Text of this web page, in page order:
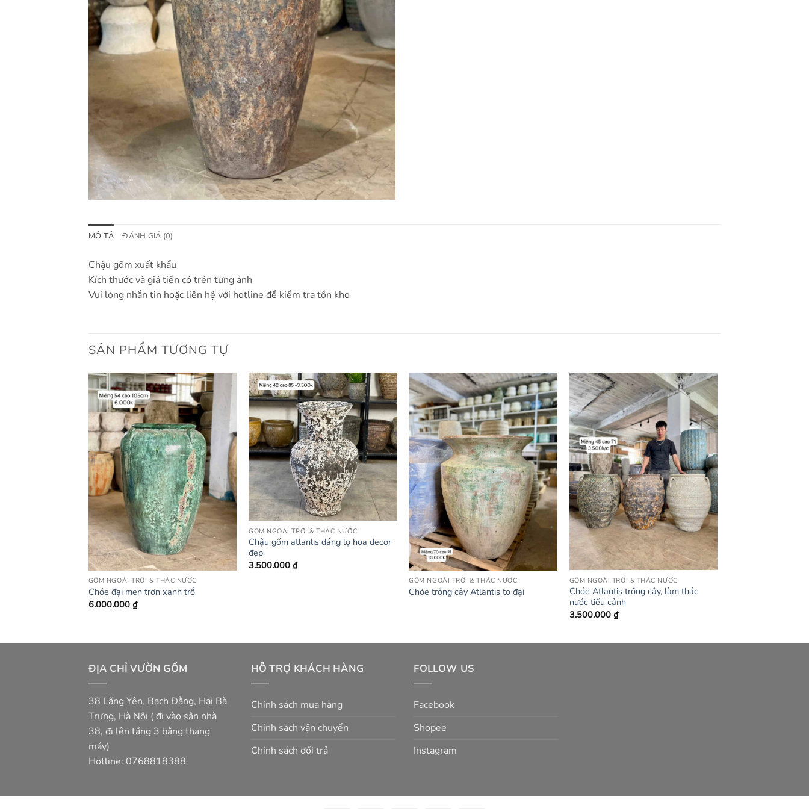
MÔ TẢ ĐÁNH GIÁ (0)
Chậu gốm xuất khẩu
Kích thước và giá tiền có trên từng ảnh
Vui lòng nhắn tin hoặc liên hệ với hotline để kiểm tra tồn kho
SẢN PHẨM TƯƠNG TỰ
GỐM NGOÀI TRỜI & THÁC NƯỚC
Chóe đại men trơn xanh trổ
6.000.000 ₫
GỐM NGOÀI TRỜI & THÁC NƯỚC
Chậu gốm atlanlis dáng lọ hoa decor
đẹp
3.500.000 ₫
GỐM NGOÀI TRỜI & THÁC NƯỚC
Chóe trồng cây Atlantis to đại
GỐM NGOÀI TRỜI & THÁC NƯỚC
Chóe Atlantis trồng cây, làm thác
nước tiểu cảnh
3.500.000 ₫
ĐỊA CHỈ VƯỜN GỐM
38 Lãng Yên, Bạch Đằng, Hai Bà
Trưng, Hà Nội ( đi vào sân nhà
38, đi lên tầng 3 bằng thang
máy)
Hotline: 0768818388
HỖ TRỢ KHÁCH HÀNG
Chính sách mua hàng
Chính sách vận chuyển
Chính sách đổi trả
FOLLOW US
Facebook
Shopee
Instagram